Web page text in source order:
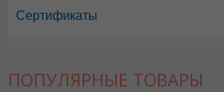
Натрия хлорид в Астане, Натрия хлорид в
Сертификаты
ПОПУЛЯРНЫЕ ТОВАРЫ